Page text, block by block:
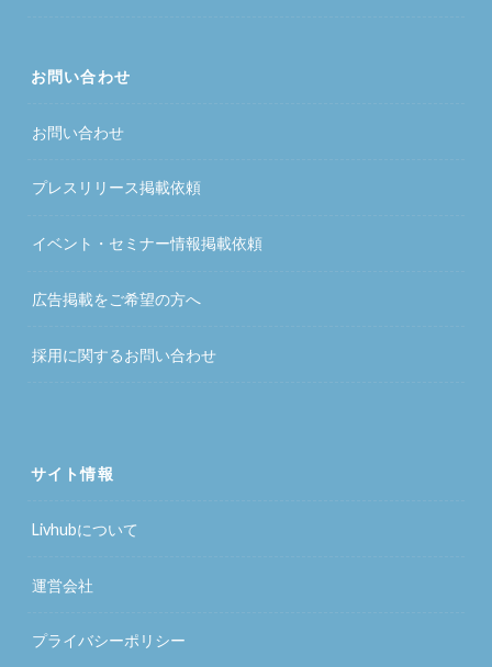
お問い合わせ
お問い合わせ
プレスリリース掲載依頼
イベント・セミナー情報掲載依頼
広告掲載をご希望の方へ
採用に関するお問い合わせ
サイト情報
Livhubについて
運営会社
プライバシーポリシー